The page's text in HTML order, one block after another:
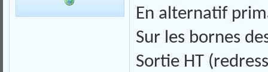
En alternatif
Sur les bornes
Sortie HT